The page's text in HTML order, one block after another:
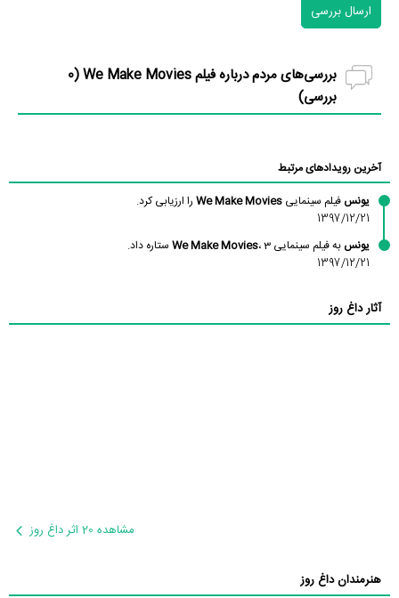
ارسال بررسی
بررسی‌های مردم درباره فیلم We Make Movies (
0
بررسی)
آخرین رویدادهای مرتبط
یونس فیلم سینمایی We Make Movies را ارزیابی کرد.
1397/12/21
یونس به فیلم سینمایی We Make Movies، 3 ستاره داد.
1397/12/21
آثار داغ روز
مشاهده 20 اثر داغ روز
هنرمندان داغ روز